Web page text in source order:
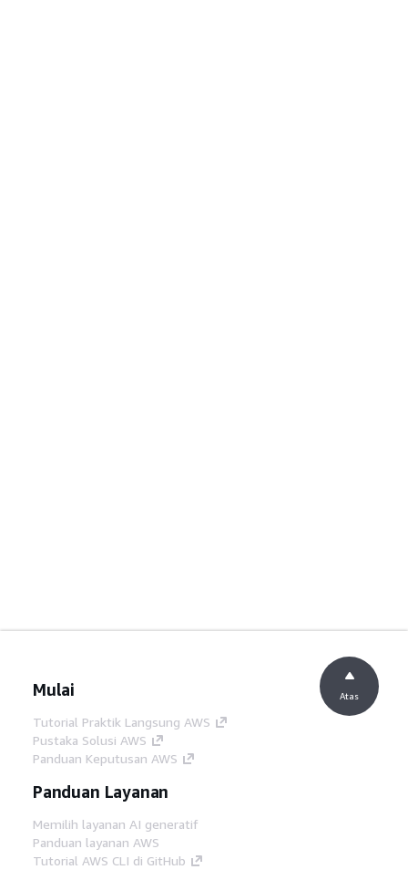
Mulai
Tutorial Praktik Langsung AWS
Pustaka Solusi AWS
Panduan Keputusan AWS
Panduan Layanan
Memilih layanan AI generatif
Panduan layanan AWS
Tutorial AWS CLI di GitHub
Atas